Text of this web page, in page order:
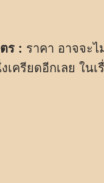
ร : ราคา อาจจะ
เครียดอีกเลย ใน